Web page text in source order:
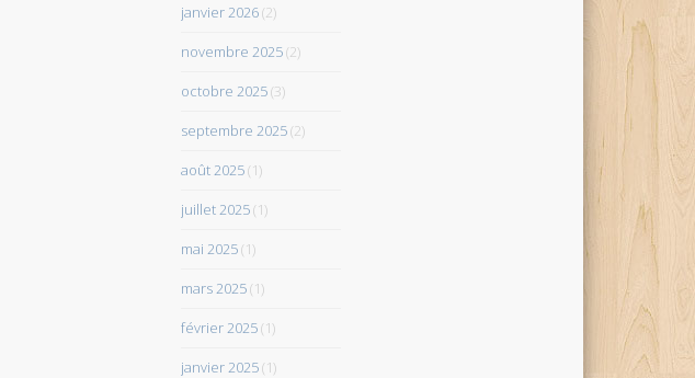
janvier 2026(2)
novembre 2025(2)
octobre 2025(3)
septembre 2025(2)
août 2025(1)
juillet 2025(1)
mai 2025(1)
mars 2025(1)
février 2025(1)
janvier 2025(1)